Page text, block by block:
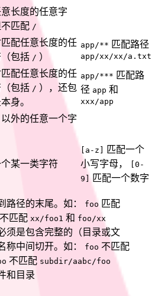
意长度的任意字
匹配 /
配任意长度的任
包括 / ）
app/** 匹配路径
app/xx/xx/a.txt
配任意长度的任
包括 / ），还包
身。
app/*** 匹配路
径 app 和
xxx/app
以外的任意一个字
个某一类字符
[a-z]
匹配一个
小写字母，
[0-
9]
匹配一个数字
路径的末尾。如： foo 匹配
匹配 xx/foo1 和 foo/xx
须是包含完整的（目录或文
称中间切开。如：
foo 不匹配
不匹配 subdir/aabc/foo
和目录